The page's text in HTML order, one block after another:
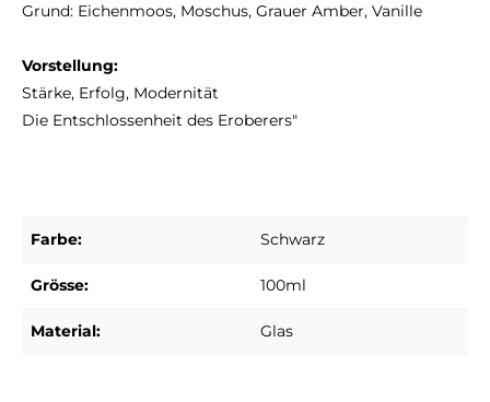
Grund: Eichenmoos, Moschus, Grauer Amber, Vanille
Vorstellung:
Stärke, Erfolg, Modernität
Die Entschlossenheit des Eroberers"
Farbe: Schwarz
Grösse: 100ml
Material: Glas